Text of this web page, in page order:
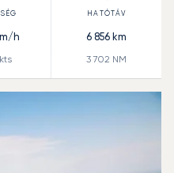
h
kts
6 856 km
3 702 NM